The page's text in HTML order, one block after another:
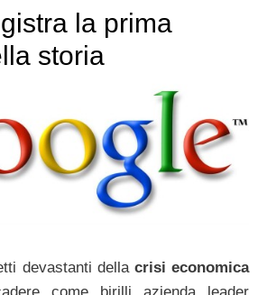
la prima
storia
devastanti della crisi economica